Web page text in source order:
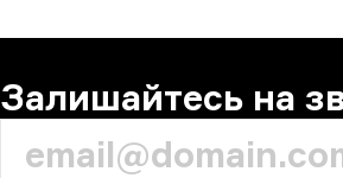
Залишайтесь на